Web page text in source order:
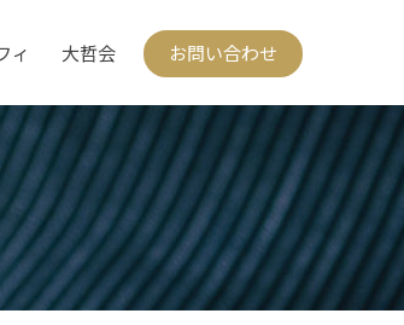
ィ 大哲会 お問い合わせ